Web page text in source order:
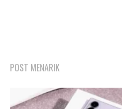
POST MENARIK